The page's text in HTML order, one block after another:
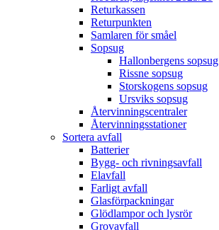
Returkassen
Returpunkten
Samlaren för småel
Sopsug
Hallonbergens sopsug
Rissne sopsug
Storskogens sopsug
Ursviks sopsug
Återvinningscentraler
Återvinningsstationer
Sortera avfall
Batterier
Bygg- och rivningsavfall
Elavfall
Farligt avfall
Glasförpackningar
Glödlampor och lysrör
Grovavfall